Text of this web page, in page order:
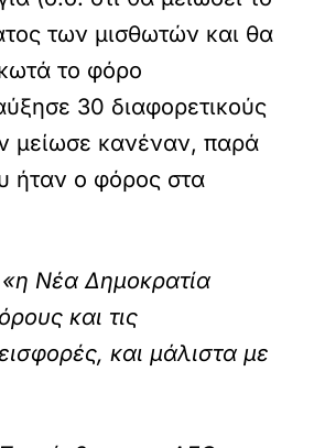
των μισθωτών και θα
το φόρο
30 διαφορετικούς
μείωσε κανέναν, παρά
ήταν ο φόρος στα
«η Νέα Δημοκρατία
και τις
και μάλιστα με